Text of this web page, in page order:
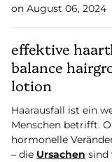
on August 06, 2024
effektive
balance
lotion
Haarausfall ist ein
Menschen betrifft.
hormonelle
– die Ursachen sind